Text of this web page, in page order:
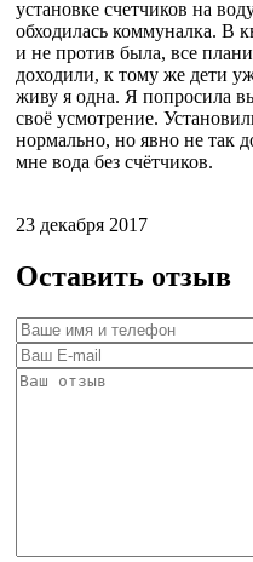
установке счетчиков на
обходилась коммуналка. В
и не против была, все
доходили, к тому же дети
живу я одна. Я попросила
своё усмотрение.
нормально, но явно не так
мне вода без счётчиков.
23 декабря 2017
Оставить отзыв